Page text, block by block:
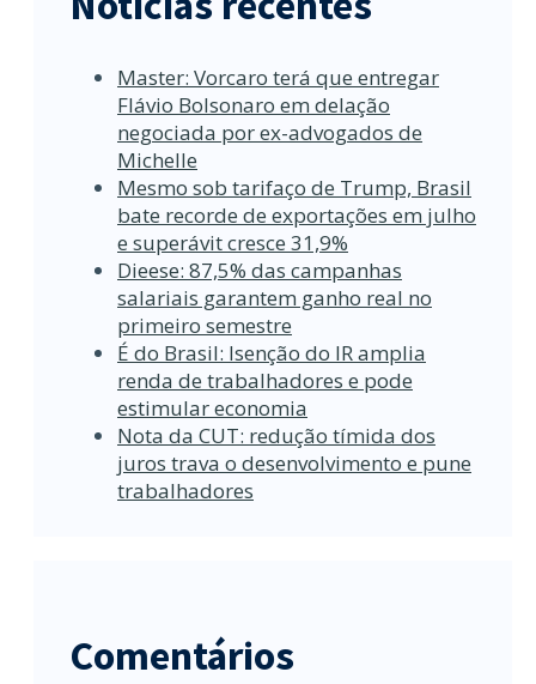
Master: Vorcaro terá que entregar
Flávio Bolsonaro em delação
negociada por ex-advogados de
Michelle
Mesmo sob tarifaço de Trump, Brasil
bate recorde de exportações em julho
e superávit cresce 31,9%
Dieese: 87,5% das campanhas
salariais garantem ganho real no
primeiro semestre
É do Brasil: Isenção do IR amplia
renda de trabalhadores e pode
estimular economia
Nota da CUT: redução tímida dos
juros trava o desenvolvimento e pune
trabalhadores
Comentários